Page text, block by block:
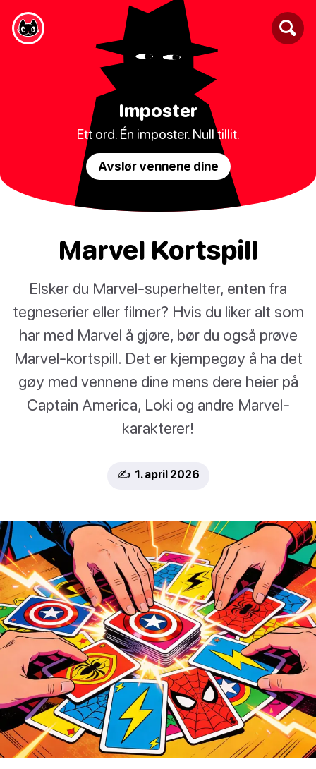
Imposter
Ett ord. Én imposter. Null tillit.
Avslør vennene dine
Marvel Kortspill
Elsker du Marvel-superhelter, enten fra
tegneserier eller filmer? Hvis du liker alt som
har med Marvel å gjøre, bør du også prøve
Marvel-kortspill. Det er kjempegøy å ha det
gøy med vennene dine mens dere heier på
Captain America, Loki og andre Marvel-
karakterer!
✍️ 1. april 2026